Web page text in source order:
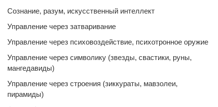
Сознание, разум, искусственный интеллект
Управление через затваривание
Управление через психовоздействие, психотронное оружие
Управление через символику (звезды, свастики, руны,
мангедавиды)
Управление через строения (зиккураты, мавзолеи,
пирамиды)